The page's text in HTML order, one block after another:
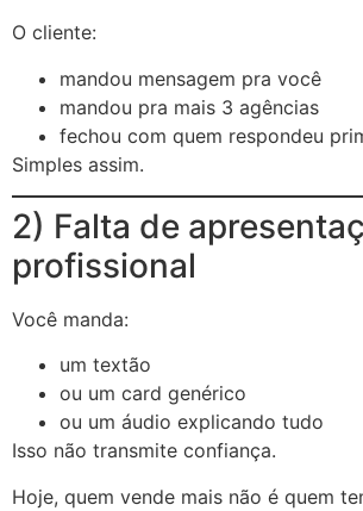
O cliente:
mandou mensagem pra você
mandou pra mais 3 agências
fechou com quem respondeu
Simples assim.
2) Falta de
profissional
Você manda:
um textão
ou um card genérico
ou um áudio explicando tudo
Isso não transmite confiança.
Hoje, quem vende mais não é quem